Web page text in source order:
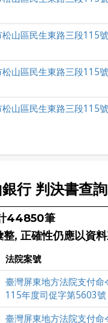
松山區民生東路三段115號
松山區民生東路三段115號
松山區民生東路三段115號
行 判決書查詢
44850筆
, 正確性仍應以資料
法院案號
臺灣屏東地方法院支付命
115年度司促字第5603號
臺灣屏東地方法院支付命